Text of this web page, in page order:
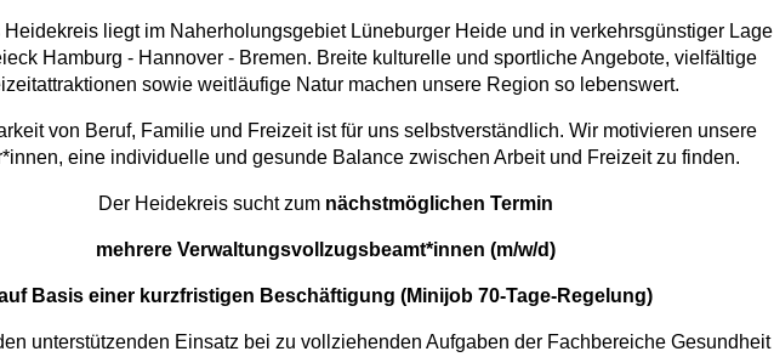
Heidekreis liegt im Naherholungsgebiet Lüneburger Heide und in verkehrsgünstiger Lage
Hamburg - Hannover - Bremen. Breite kulturelle und sportliche Angebote, vielfältige
sowie weitläufige Natur machen unsere Region so lebenswert.
von Beruf, Familie und Freizeit ist für uns selbstverständlich. Wir motivieren unsere
eine individuelle und gesunde Balance zwischen Arbeit und Freizeit zu finden.
Der Heidekreis sucht zum nächstmöglichen Termin
mehrere Verwaltungsvollzugsbeamt*innen (m/w/d)
Basis einer kurzfristigen Beschäftigung (Minijob 70-Tage-Regelung)
unterstützenden Einsatz bei zu vollziehenden Aufgaben der Fachbereiche Gesundheit